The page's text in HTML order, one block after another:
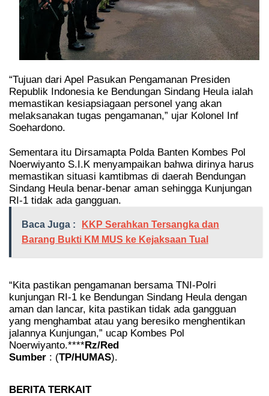
“Tujuan dari Apel Pasukan Pengamanan Presiden
Republik Indonesia ke Bendungan Sindang Heula ialah
memastikan kesiapsiagaan personel yang akan
melaksanakan tugas pengamanan,” ujar Kolonel Inf
Soehardono.
Sementara itu Dirsamapta Polda Banten Kombes Pol
Noerwiyanto S.I.K menyampaikan bahwa dirinya harus
memastikan situasi kamtibmas di daerah Bendungan
Sindang Heula benar-benar aman sehingga Kunjungan
RI-1 tidak ada gangguan.
Baca Juga :
KKP Serahkan Tersangka dan
Barang Bukti KM MUS ke Kejaksaan Tual
“Kita pastikan pengamanan bersama TNI-Polri
kunjungan RI-1 ke Bendungan Sindang Heula dengan
aman dan lancar, kita pastikan tidak ada gangguan
yang menghambat atau yang beresiko menghentikan
jalannya Kunjungan,” ucap Kombes Pol
Noerwiyanto.****Rz/Red
Sumber : (TP/HUMAS).
BERITA TERKAIT